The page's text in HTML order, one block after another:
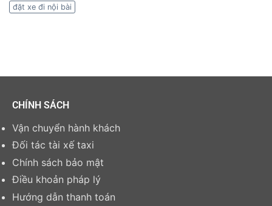
đặt xe đi nội bài
CHÍNH SÁCH
Vận chuyển hành khách
Đối tác tài xế taxi
Chính sách bảo mật
Điều khoản pháp lý
Hướng dẫn thanh toán